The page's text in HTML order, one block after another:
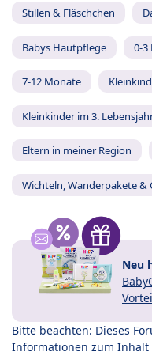
Stillen & Fläschchen
Babys Hautpflege 0-3
7-12 Monate
Kleinkinder im 3.
Eltern in meiner Region
Wichteln, Wanderpakete &
Neu
Bitte beachten: Dieses
Informationen zum Inhalt